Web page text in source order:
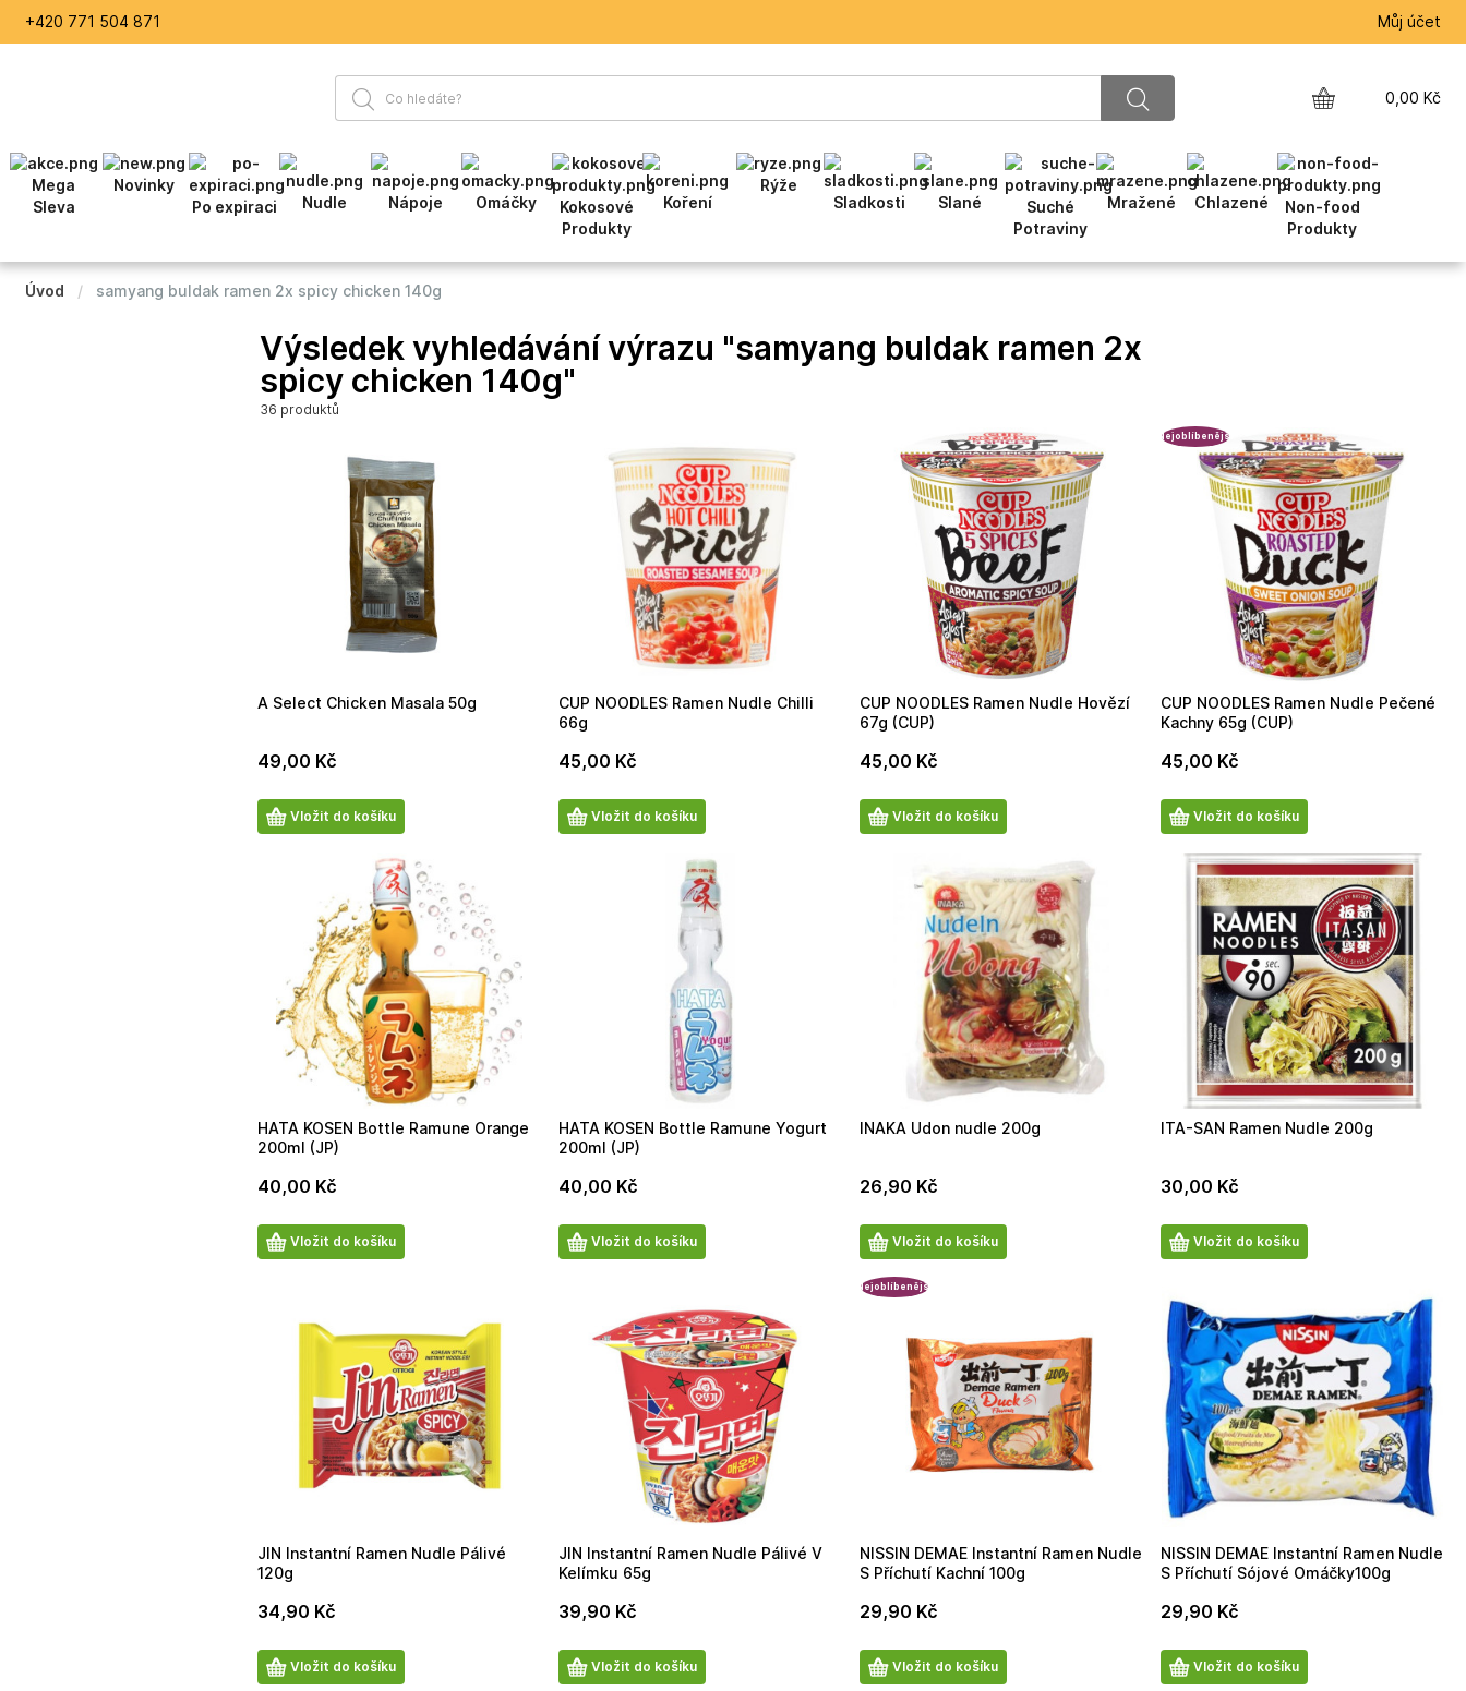
Výsledek vyhledávání výrazu "samyang buldak ramen 2x
spicy chicken 140g"
36 produktů
A Select Chicken Masala 50g
49,00 Kč
Počet
produktů
Vložit do košíku
CUP NOODLES Ramen Nudle Chilli
66g
45,00 Kč
Počet
produktů
Vložit do košíku
CUP NOODLES Ramen Nudle Hovězí
67g (CUP)
45,00 Kč
Počet
produktů
Vložit do košíku
Nejoblíbenější
CUP NOODLES Ramen Nudle Pečené
Kachny 65g (CUP)
45,00 Kč
Počet
produktů
Vložit do košíku
HATA KOSEN Bottle Ramune Orange
200ml (JP)
40,00 Kč
Počet
produktů
Vložit do košíku
HATA KOSEN Bottle Ramune Yogurt
200ml (JP)
40,00 Kč
Počet
produktů
Vložit do košíku
INAKA Udon nudle 200g
26,90 Kč
Počet
produktů
Vložit do košíku
ITA-SAN Ramen Nudle 200g
30,00 Kč
Počet
produktů
Vložit do košíku
JIN Instantní Ramen Nudle Pálivé
120g
34,90 Kč
Počet
produktů
Vložit do košíku
JIN Instantní Ramen Nudle Pálivé V
Kelímku 65g
39,90 Kč
Počet
produktů
Vložit do košíku
Nejoblíbenější
NISSIN DEMAE Instantní Ramen Nudle
S Příchutí Kachní 100g
29,90 Kč
Počet
produktů
Vložit do košíku
NISSIN DEMAE Instantní Ramen Nudle
S Příchutí Sójové Omáčky100g
29,90 Kč
Počet
produktů
Vložit do košíku
0,00 Kč
+420 771 504 871 Můj účet
Úvod samyang buldak ramen 2x spicy chicken 140g
Mega
Sleva
Novinky
Po expiraci
Nudle Nápoje Omáčky
Kokosové
Produkty
Koření
Rýže
Sladkosti
Slané
Suché
Potraviny
Mražené Chlazené
Non-food
Produkty